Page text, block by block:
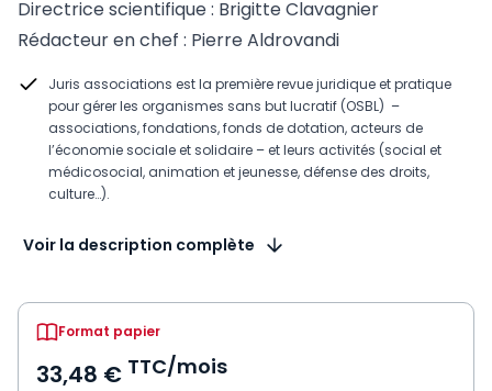
Directrice scientifique : Brigitte Clavagnier
Rédacteur en chef : Pierre Aldrovandi
Juris associations est la première revue juridique et pratique
pour gérer les organismes sans but lucratif (OSBL) –
associations, fondations, fonds de dotation, acteurs de
l’économie sociale et solidaire – et leurs activités (social et
médicosocial, animation et jeunesse, défense des droits,
culture…).
Voir la description complète
Format papier
33,48 € TTC/mois